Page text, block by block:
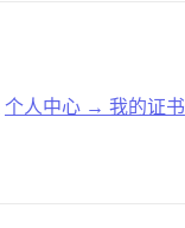
个人中心 → 我的证书